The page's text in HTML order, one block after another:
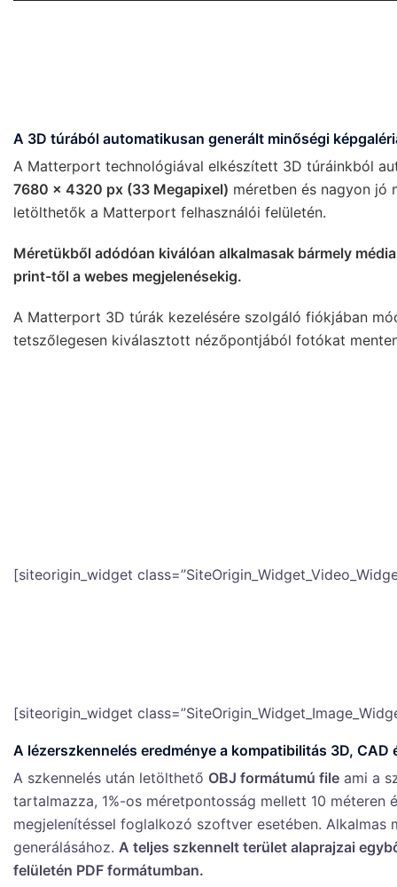
A 3D túrából automatikusan generált minőségi
A Matterport technológiával elkészített 3D túráinkból
7680 x 4320 px (33 Megapixel) méretben és nagyon jó
letölthetők a Matterport felhasználói felületén.
Méretükből adódóan kiválóan alkalmasak bármely
print-től a webes megjelenésekig.
A Matterport 3D túrák kezelésére szolgáló fiókjában
tetszőlegesen kiválasztott nézőpontjából fotókat
[siteorigin_widget
[siteorigin_widget
A lézerszkennelés eredménye a kompatibilitás 3D,
A szkennelés után letölthető OBJ formátumú file ami a
tartalmazza, 1%-os méretpontosság mellett 10 méteren
megjelenítéssel foglalkozó szoftver esetében.
generálásához. A teljes szkennelt terület alaprajzai
felületén PDF formátumban.